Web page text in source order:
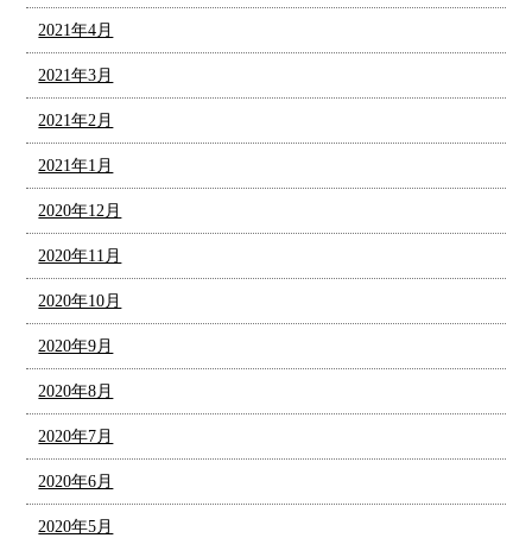
2021年4月
2021年3月
2021年2月
2021年1月
2020年12月
2020年11月
2020年10月
2020年9月
2020年8月
2020年7月
2020年6月
2020年5月